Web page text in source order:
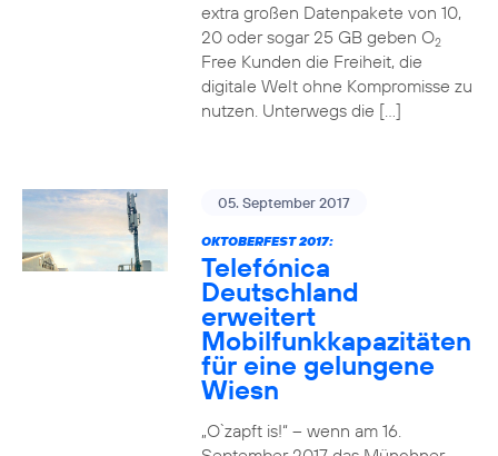
extra großen Datenpakete von 10,
20 oder sogar 25 GB geben O2
Free Kunden die Freiheit, die
digitale Welt ohne Kompromisse zu
nutzen. Unterwegs die […]
05. September 2017
OKTOBERFEST 2017:
Telefónica
Deutschland
erweitert
Mobilfunkkapazitäten
für eine gelungene
Wiesn
„O`zapft is!“ – wenn am 16.